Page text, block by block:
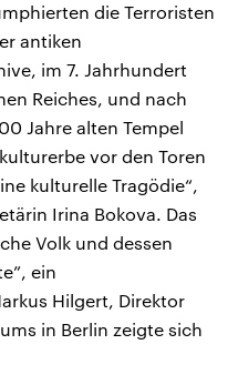
die Terroristen
antiken
im 7. Jahrhundert
Reiches, und nach
Jahre alten Tempel
vor den Toren
kulturelle Tragödie“,
Irina Bokova. Das
Volk und dessen
ein
Hilgert, Direktor
in Berlin zeigte sich